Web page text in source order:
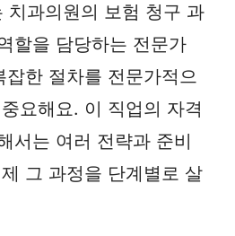
치과의원의 보험 청구 과
할을 담당하는 전문가
한 절차를 전문가적으
요해요. 이 직업의 자격
서는 여러 전략과 준비
그 과정을 단계별로 살